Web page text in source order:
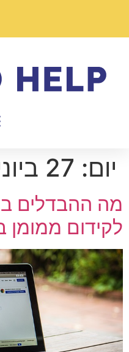
יום: 27 ביוני 2024
מה ההבדלים
לקידום ממומן